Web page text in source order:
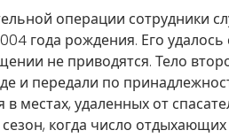
операции сотрудники
года рождения. Его
не приводятся. Тело
и передали по
местах, удаленных от
когда число